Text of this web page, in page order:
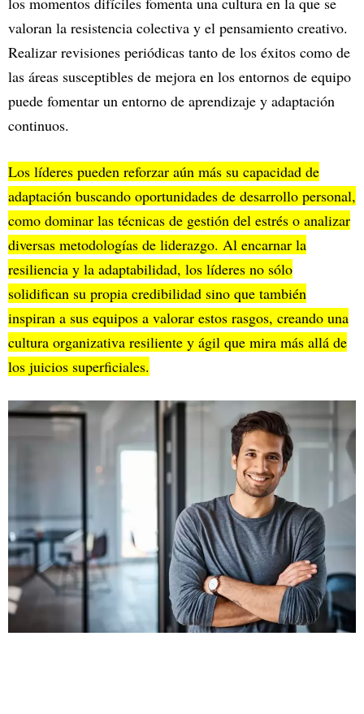
valoran la resistencia colectiva y el pensamiento creativo.
Realizar revisiones periódicas tanto de los éxitos como de
las áreas susceptibles de mejora en los entornos de equipo
puede fomentar un entorno de aprendizaje y adaptación
continuos.
Los líderes pueden reforzar aún más su capacidad de
adaptación buscando oportunidades de desarrollo personal,
como dominar las técnicas de gestión del estrés o analizar
diversas metodologías de liderazgo. Al encarnar la
resiliencia y la adaptabilidad, los líderes no sólo
solidifican su propia credibilidad sino que también
inspiran a sus equipos a valorar estos rasgos, creando una
cultura organizativa resiliente y ágil que mira más allá de
los juicios superficiales.